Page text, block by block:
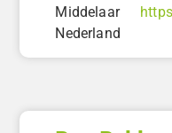
Middelaar
Nederland